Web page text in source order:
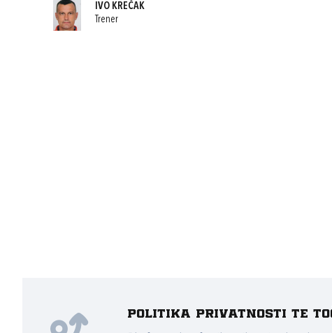
IVO KREČAK
Trener
Politika privatnosti te